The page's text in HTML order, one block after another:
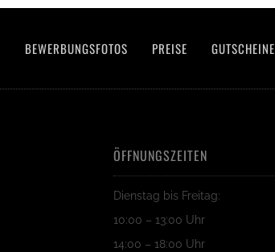
BEWERBUNGSFOTOS PREISE GUTSCHEINE
ÖFFNUNGSZEITEN
Dienstag bis Freitag:
10:00 – 13:00 Uhr
14:00 – 18:00 Uhr